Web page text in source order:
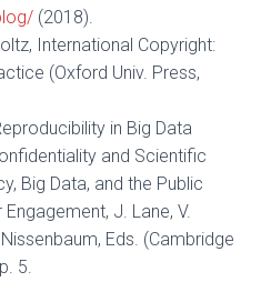
(2018).
International Copyright:
(Oxford Univ. Press,
in Big Data
and Scientific
Big Data, and the Public
J. Lane, V.
Eds. (Cambridge
5.